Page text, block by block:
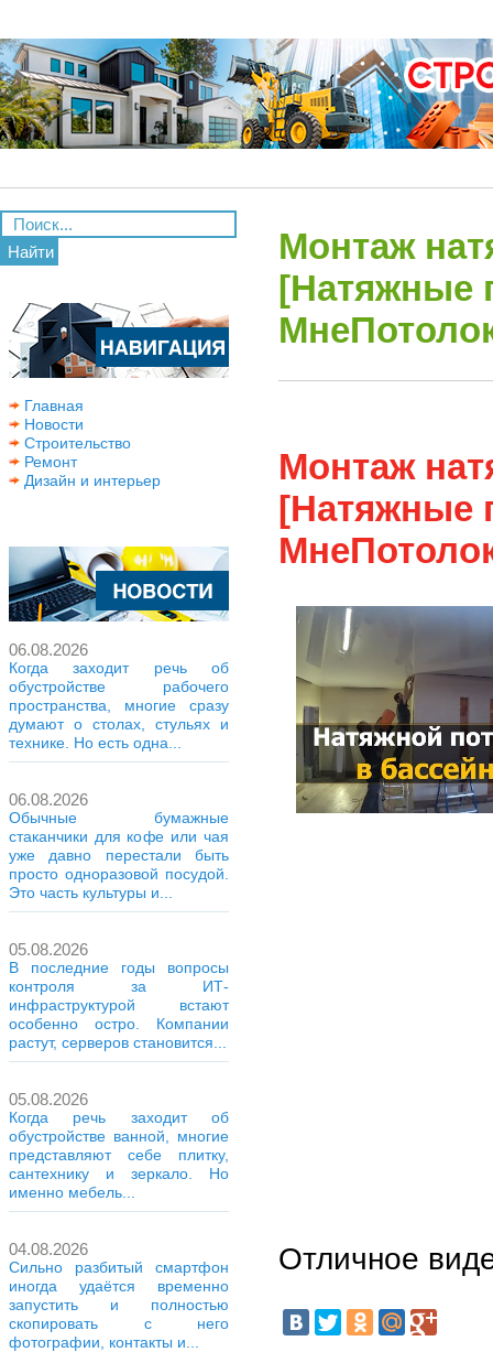
Найти
Главная
Новости
Строительство
Ремонт
Дизайн и интерьер
06.08.2026
Когда заходит речь об
обустройстве рабочего
пространства, многие сразу
думают о столах, стульях и
технике. Но есть одна...
06.08.2026
Обычные бумажные
стаканчики для кофе или чая
уже давно перестали быть
просто одноразовой посудой.
Это часть культуры и...
05.08.2026
В последние годы вопросы
контроля за ИТ-
инфраструктурой встают
особенно остро. Компании
растут, серверов становится...
05.08.2026
Когда речь заходит об
обустройстве ванной, многие
представляют себе плитку,
сантехнику и зеркало. Но
именно мебель...
04.08.2026
Сильно разбитый смартфон
иногда удаётся временно
запустить и полностью
скопировать с него
фотографии, контакты и...
Монтаж
[Натяжные
Монтаж
[Натяжные
Отличное